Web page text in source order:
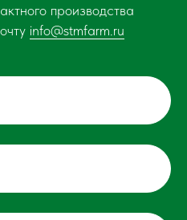
производства
info@stmfarm.ru